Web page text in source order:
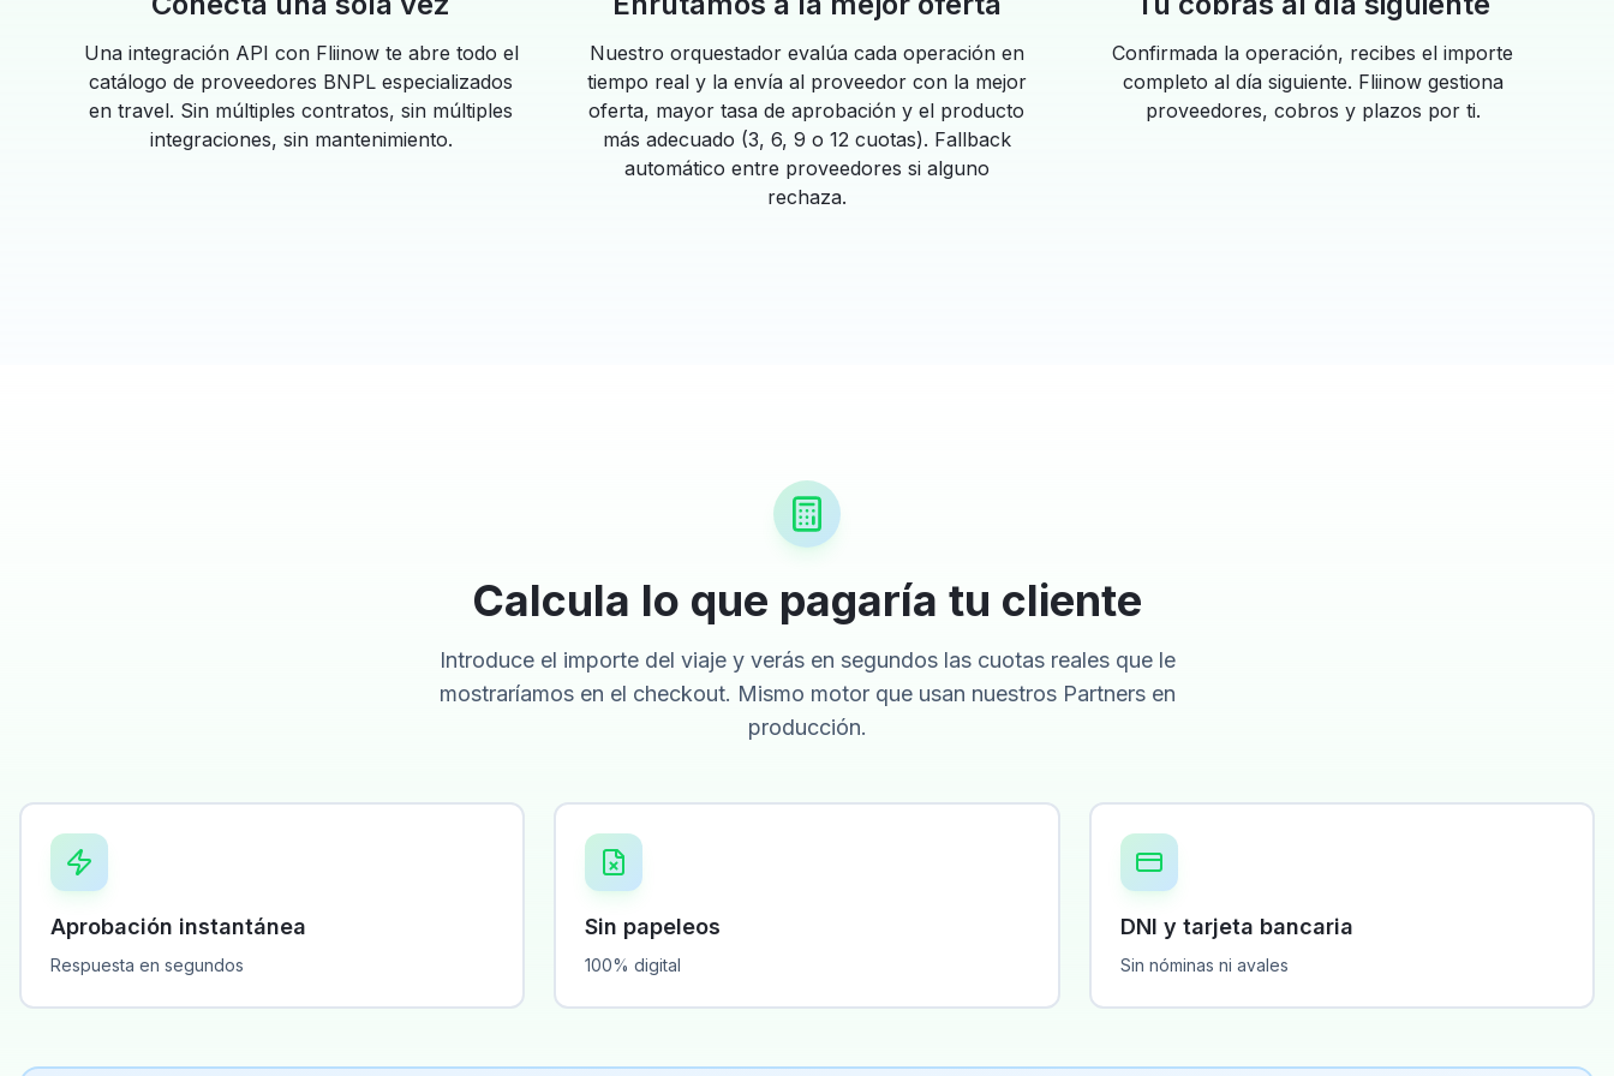
Una integración API con Fliinow te abre todo el
catálogo de proveedores BNPL especializados
en travel. Sin múltiples contratos, sin múltiples
integraciones, sin mantenimiento.
Nuestro orquestador evalúa cada operación en
tiempo real y la envía al proveedor con la mejor
oferta, mayor tasa de aprobación y el producto
más adecuado (3, 6, 9 o 12 cuotas). Fallback
automático entre proveedores si alguno
rechaza.
Confirmada la operación, recibes el importe
completo al día siguiente. Fliinow gestiona
proveedores, cobros y plazos por ti.
Calcula lo que pagaría tu cliente
Introduce el importe del viaje y verás en segundos las cuotas reales que le
mostraríamos en el checkout. Mismo motor que usan nuestros Partners en
producción.
Aprobación instantánea
Respuesta en segundos
Sin papeleos
100% digital
DNI y tarjeta bancaria
Sin nóminas ni avales